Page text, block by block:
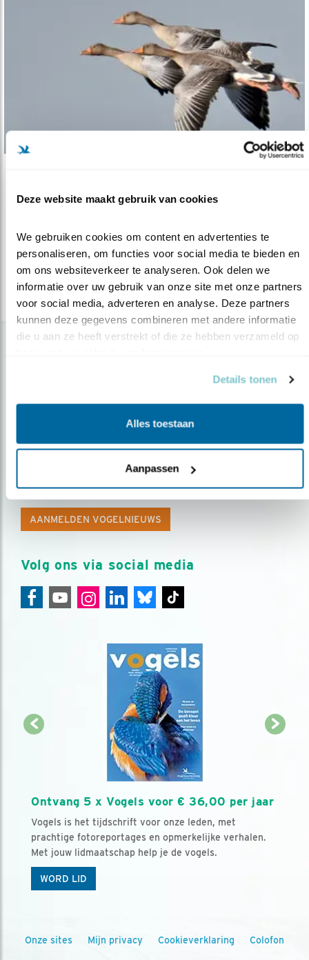
Deze website maakt gebruik van cookies
We gebruiken cookies om content en advertenties te
personaliseren, om functies voor social media te bieden en
om ons websiteverkeer te analyseren. Ook delen we
informatie over uw gebruik van onze site met onze partners
voor social media, adverteren en analyse. Deze partners
kunnen deze gegevens combineren met andere informatie
die u aan ze heeft verstrekt of die ze hebben verzameld op
Details tonen
Alles toestaan
Aanpassen
Die heerlijke ganzen
lees meer
Op de hoogte blijven?
Meld je aan en ontvang nieuws, inspiratie, acties en tips
AANMELDEN VOGELNIEUWS
Volg ons via social media
Ontvang 5 x Vogels voor € 36,00 per jaar
Vogels is het tijdschrift voor onze leden, met
prachtige fotoreportages en opmerkelijke verhalen.
Met jouw lidmaatschap help je de vogels.
WORD LID
Onze sites Mijn privacy Cookieverklaring Colofon